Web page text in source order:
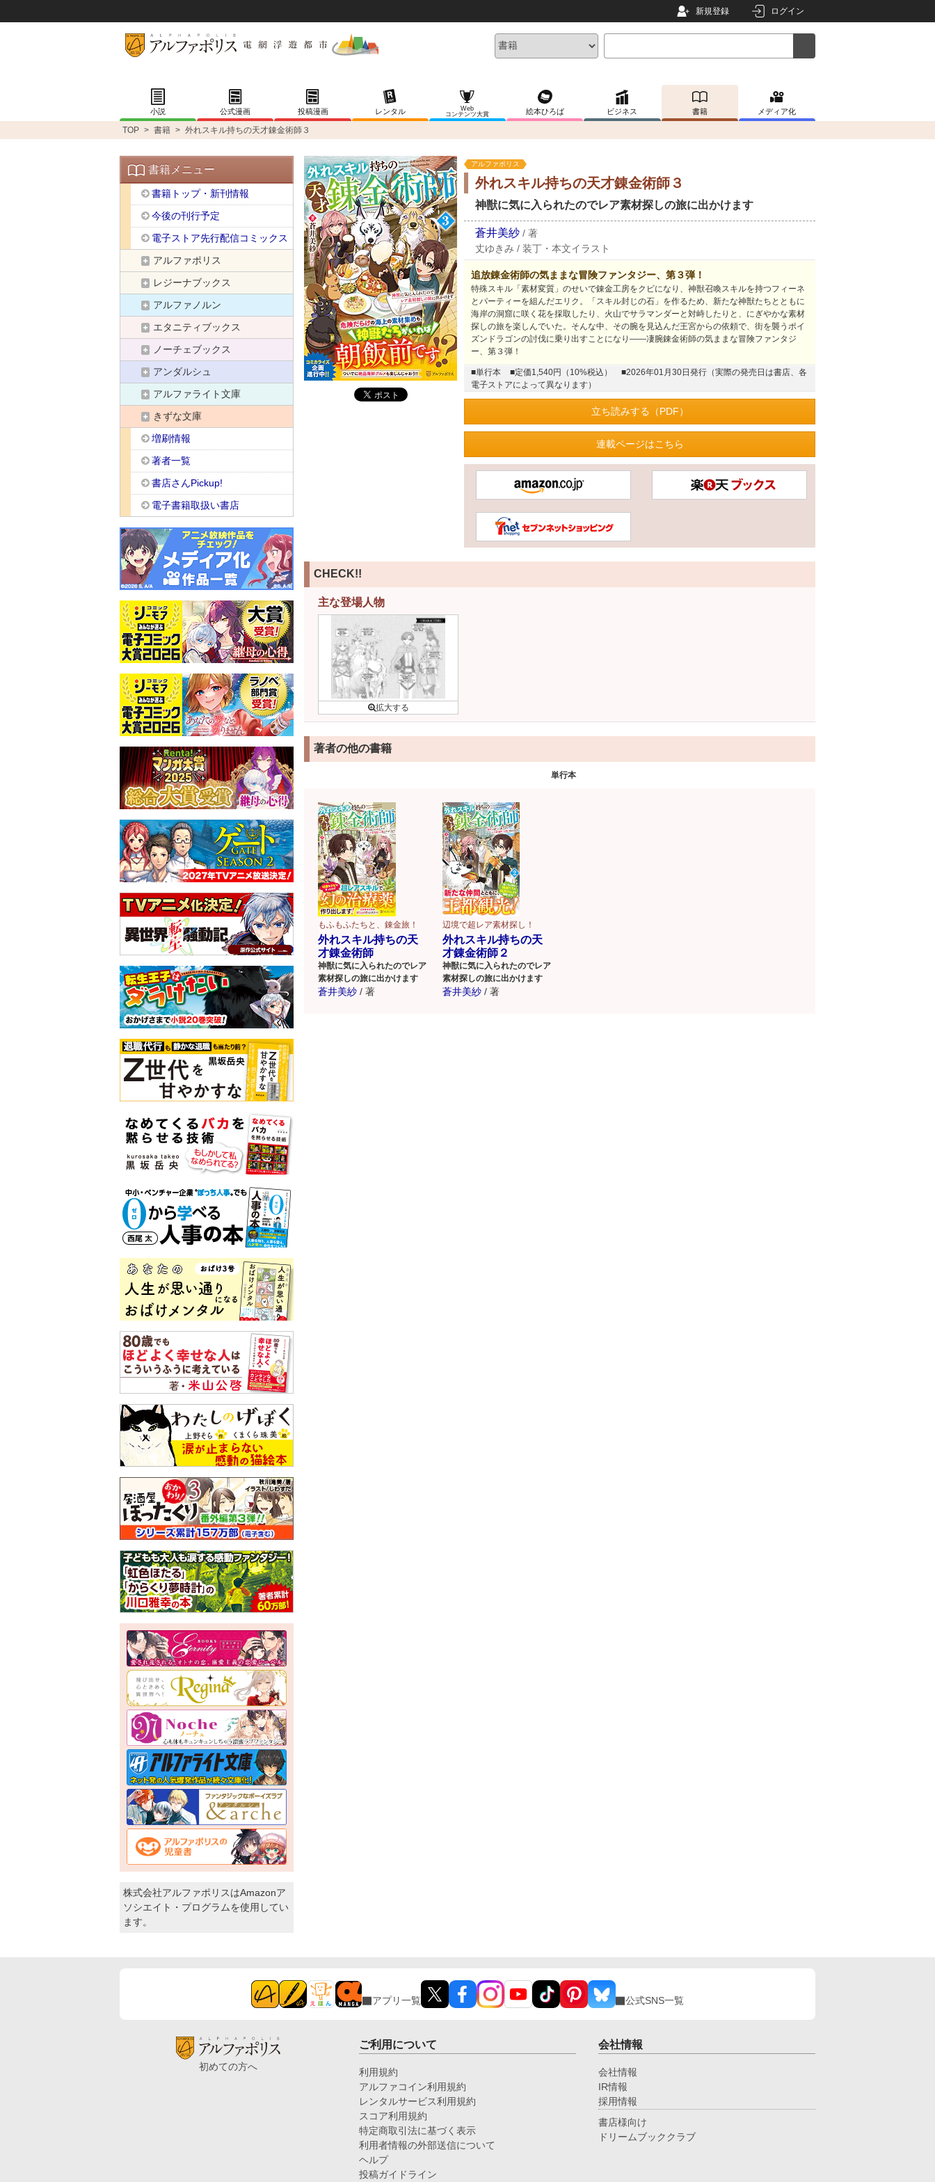
新規登録 ログイン
小説 公式漫画 投稿漫画 レンタル
Web
コンテンツ大賞
絵本ひろば ビジネス 書籍 メディア化
TOP > 書籍 > 外れスキル持ちの天才錬金術師３
アルファポリス
外れスキル持ちの天才錬金術師３
神獣に気に入られたのでレア素材探しの旅に出かけます
蒼井美紗 / 著
丈ゆきみ / 装丁・本文イラスト
追放錬金術師の気ままな冒険ファンタジー、第３弾！
特殊スキル「素材変質」のせいで錬金工房をクビになり、神獣召喚スキルを持つフィーネ
とパーティーを組んだエリク。「スキル封じの石」を作るため、新たな神獣たちとともに
海岸の洞窟に咲く花を採取したり、火山でサラマンダーと対峙したりと、にぎやかな素材
探しの旅を楽しんでいた。そんな中、その腕を見込んだ王宮からの依頼で、街を襲うポイ
ズンドラゴンの討伐に乗り出すことになり――凄腕錬金術師の気ままな冒険ファンタジ
ー、第３弾！
■単行本 ■定価1,540円（10%税込）
■2026年01月30日発行（実際の発売日は書店、各
電子ストアによって異なります）
立ち読みする（PDF）
連載ページはこちら
CHECK!!
主な登場人物
著者の他の書籍
単行本
もふもふたちと、錬金旅！
外れスキル持ちの天
才錬金術師
神獣に気に入られたのでレア
素材探しの旅に出かけます
蒼井美紗 / 著
辺境で超レア素材探し！
外れスキル持ちの天
才錬金術師２
神獣に気に入られたのでレア
素材探しの旅に出かけます
蒼井美紗 / 著
書籍メニュー
書籍トップ・新刊情報
今後の刊行予定
電子ストア先行配信コミックス
アルファポリス
レジーナブックス
アルファノルン
エタニティブックス
ノーチェブックス
アンダルシュ
アルファライト文庫
きずな文庫
増刷情報
著者一覧
書店さんPickup!
電子書籍取扱い書店
株式会社アルファポリスはAmazonア
ソシエイト・プログラムを使用してい
ます。
アプリ一覧 公式SNS一覧
初めての方へ
ご利用について
利用規約
アルファコイン利用規約
レンタルサービス利用規約
スコア利用規約
特定商取引法に基づく表示
利用者情報の外部送信について
ヘルプ
投稿ガイドライン
会社情報
会社情報
IR情報
採用情報
書店様向け
ドリームブッククラブ